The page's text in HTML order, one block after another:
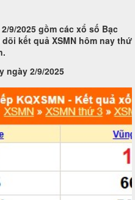
9/2025 gồm các xổ số Bạc
kết quả XSMN hôm nay thứ
ngày 2/9/2025